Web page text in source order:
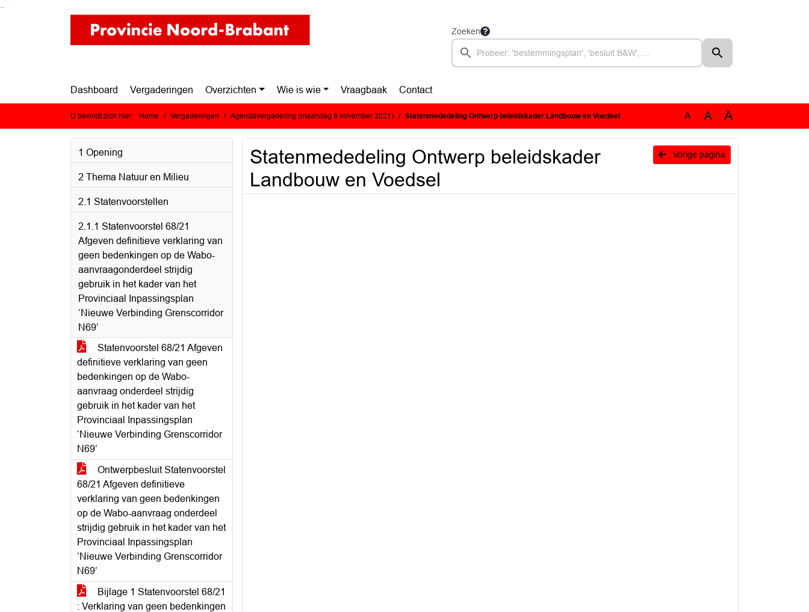
Ga naar de inhoud van deze pagina
Ga naar het zoeken
Ga naar het menu
Zoeken
Dashboard Vergaderingen Overzichten Wie is wie Vraagbaak Contact
U bevindt zich hier: Home Vergaderingen Agendavergadering (maandag 8 november 2021) Statenmededeling Ontwerp beleidskader Landbouw en Voedsel A A A
1 Opening
2 Thema Natuur en Milieu
2.1 Statenvoorstellen
2.1.1 Statenvoorstel 68/21
Afgeven definitieve verklaring van
geen bedenkingen op de Wabo-
aanvraagonderdeel strijdig
gebruik in het kader van het
Provinciaal Inpassingsplan
‘Nieuwe Verbinding Grenscorridor
N69’
Statenvoorstel 68/21 Afgeven
definitieve verklaring van geen
bedenkingen op de Wabo-
aanvraag onderdeel strijdig
gebruik in het kader van het
Provinciaal Inpassingsplan
‘Nieuwe Verbinding Grenscorridor
N69’
Ontwerpbesluit Statenvoorstel
68/21 Afgeven definitieve
verklaring van geen bedenkingen
op de Wabo-aanvraag onderdeel
strijdig gebruik in het kader van het
Provinciaal Inpassingsplan
‘Nieuwe Verbinding Grenscorridor
N69’
Bijlage 1 Statenvoorstel 68/21
: Verklaring van geen bedenkingen
Vorige pagina
Statenmededeling Ontwerp beleidskader
Landbouw en Voedsel